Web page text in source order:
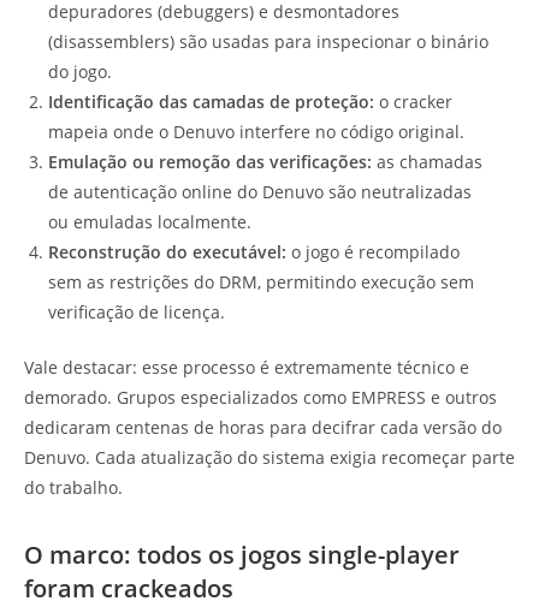
depuradores (debuggers) e desmontadores
(disassemblers) são usadas para inspecionar o binário
do jogo.
Identificação das camadas de proteção: o cracker
mapeia onde o Denuvo interfere no código original.
Emulação ou remoção das verificações: as chamadas
de autenticação online do Denuvo são neutralizadas
ou emuladas localmente.
Reconstrução do executável: o jogo é recompilado
sem as restrições do DRM, permitindo execução sem
verificação de licença.
Vale destacar: esse processo é extremamente técnico e
demorado. Grupos especializados como EMPRESS e outros
dedicaram centenas de horas para decifrar cada versão do
Denuvo. Cada atualização do sistema exigia recomeçar parte
do trabalho.
O marco: todos os jogos single-player
foram crackeados